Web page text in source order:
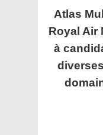
Atlas
Royal Air
à
diverses